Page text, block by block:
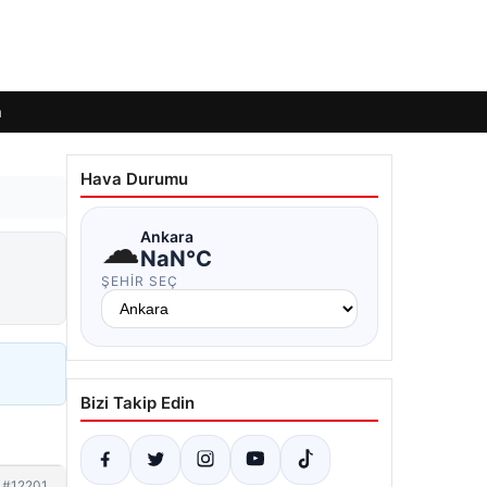
Hava Durumu
☁Ankara
NaN°C
ŞEHIR SEÇ
Bizi Takip Edin